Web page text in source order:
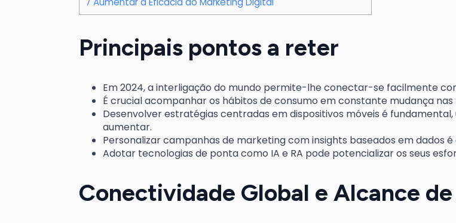
Principais pontos a reter
Em 2024, a interligação do mundo permite-lhe conectar-se facilmente
É crucial acompanhar os hábitos de consumo em constante mudança
Desenvolver estratégias centradas em dispositivos móveis é
aumentar.
Personalizar campanhas de marketing com insights baseados em dados
Adotar tecnologias de ponta como IA e RA pode potencializar os seus
Conectividade Global e Alcance